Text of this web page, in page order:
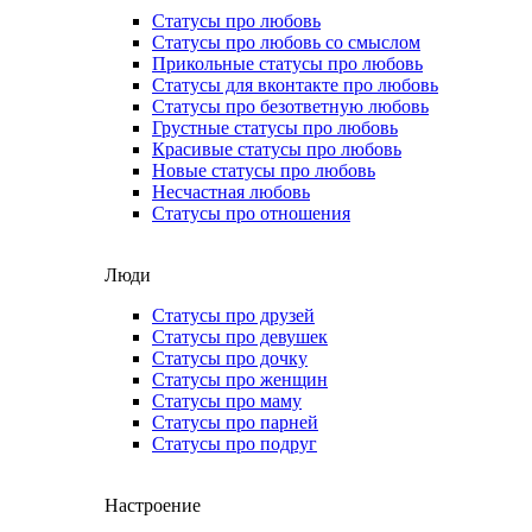
Статусы про любовь
Статусы про любовь со смыслом
Прикольные статусы про любовь
Статусы для вконтакте про любовь
Статусы про безответную любовь
Грустные статусы про любовь
Красивые статусы про любовь
Новые статусы про любовь
Несчастная любовь
Статусы про отношения
Люди
Статусы про друзей
Статусы про девушек
Статусы про дочку
Статусы про женщин
Статусы про маму
Статусы про парней
Статусы про подруг
Настроение